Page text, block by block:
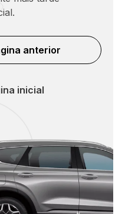
anterior
inicial